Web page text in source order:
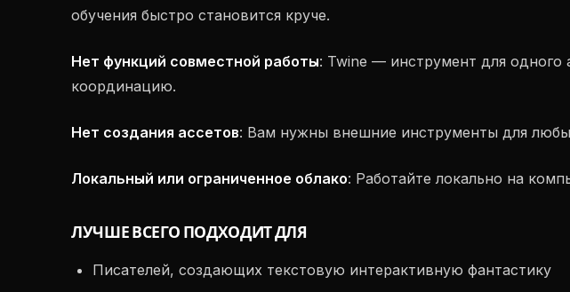
обучения быстро становится круче.
Нет функций совместной работы: Twine — инструмент для одного
координацию.
Нет создания ассетов: Вам нужны внешние инструменты для
Локальный или ограниченное облако: Работайте локально на
ЛУЧШЕ ВСЕГО ПОДХОДИТ ДЛЯ
Писателей, создающих текстовую интерактивную фантастику